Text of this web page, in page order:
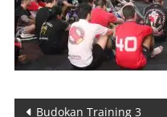
Budokan Training 3